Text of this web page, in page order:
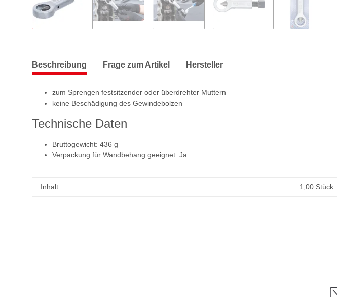
Beschreibung Frage zum Artikel Hersteller
zum Sprengen festsitzender oder überdrehter Muttern
keine Beschädigung des Gewindebolzen
Technische Daten
Bruttogewicht: 436 g
Verpackung für Wandbehang geeignet: Ja
Produkteigenschaft
Wert
Inhalt: 1,00 Stück